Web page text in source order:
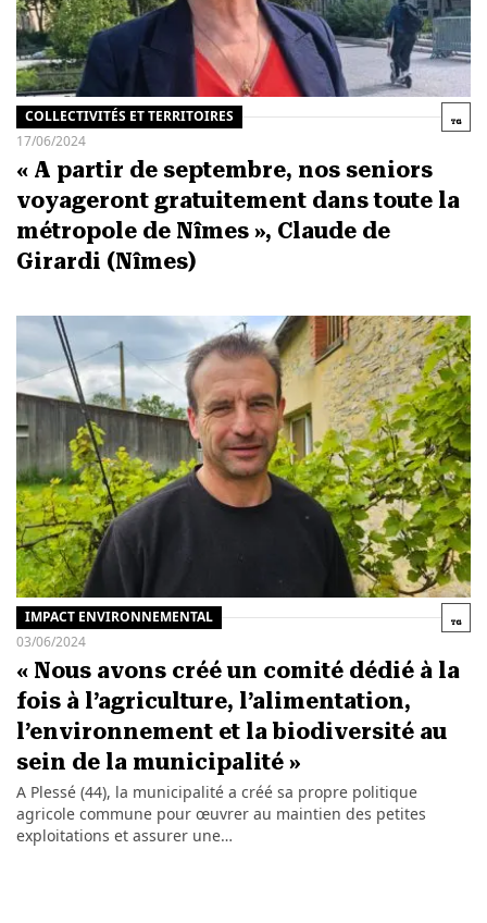
COLLECTIVITÉS ET TERRITOIRES
17/06/2024
« A partir de septembre, nos seniors
voyageront gratuitement dans toute la
métropole de Nîmes », Claude de
Girardi (Nîmes)
IMPACT ENVIRONNEMENTAL
03/06/2024
« Nous avons créé un comité dédié à la
fois à l’agriculture, l’alimentation,
l’environnement et la biodiversité au
sein de la municipalité »
A Plessé (44), la municipalité a créé sa propre politique
agricole commune pour œuvrer au maintien des petites
exploitations et assurer une…